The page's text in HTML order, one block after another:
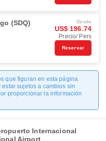
(SDQ) Desde
US$ 196.74
Precio/ Pers
Reservar
que figuran en esta página
sujetos a cambios sin
proporcionar la información
Internacional
Airport